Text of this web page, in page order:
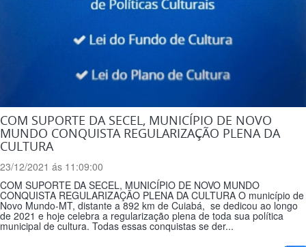
COM SUPORTE DA SECEL, MUNICÍPIO DE NOVO
MUNDO CONQUISTA REGULARIZAÇÃO PLENA DA
CULTURA
23/12/2021 ás 11:09:00
COM SUPORTE DA SECEL, MUNICÍPIO DE NOVO MUNDO
CONQUISTA REGULARIZAÇÃO PLENA DA CULTURA O município de
Novo Mundo-MT, distante a 892 km de Cuiabá, se dedicou ao longo
de 2021 e hoje celebra a regularização plena de toda sua política
municipal de cultura. Todas essas conquistas se der...